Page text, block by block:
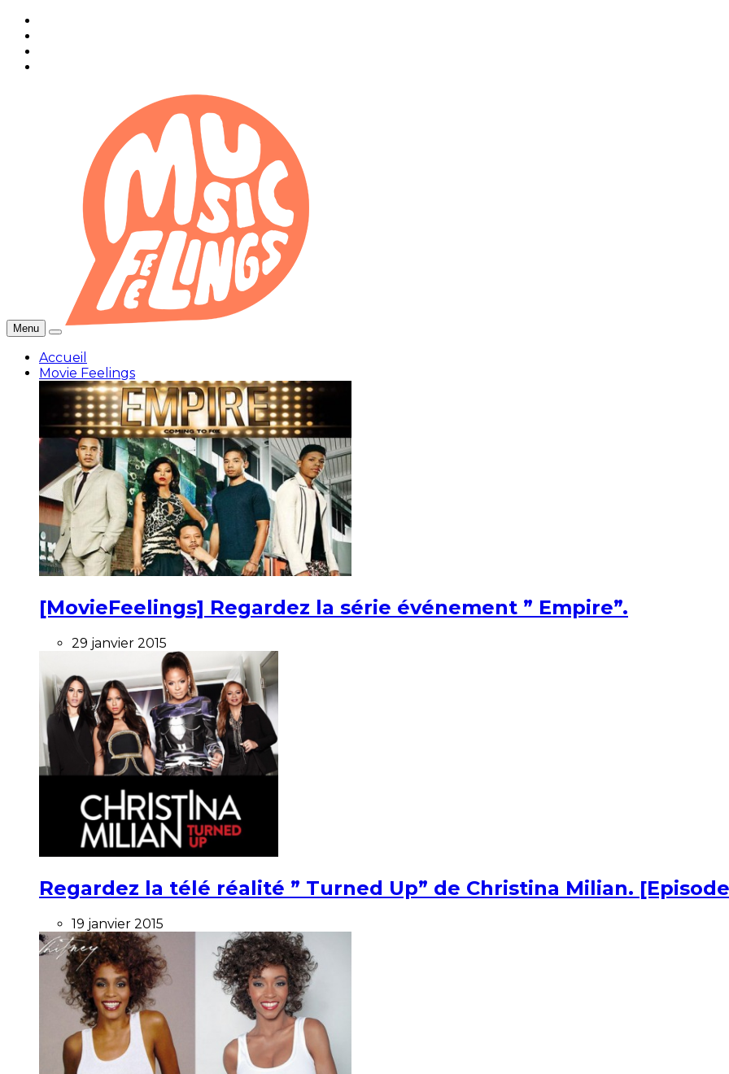
Menu
Accueil
Movie Feelings
[MovieFeelings] Regardez la série événement ” Empire”.
29 janvier 2015
Regardez la télé réalité ” Turned Up” de Christina Milian.
19 janvier 2015